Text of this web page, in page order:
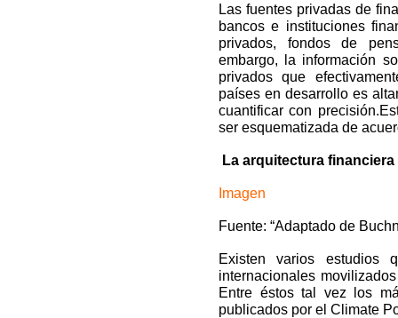
Las fuentes privadas de
bancos e instituciones
privados, fondos de
embargo, la información
privados que
países en desarrollo es
cuantificar con
ser esquematizada de
La arquitectura
Imagen
Fuente: “Adaptado de
Existen varios estudios
internacionales
Entre éstos tal vez los
publicados por el Climate